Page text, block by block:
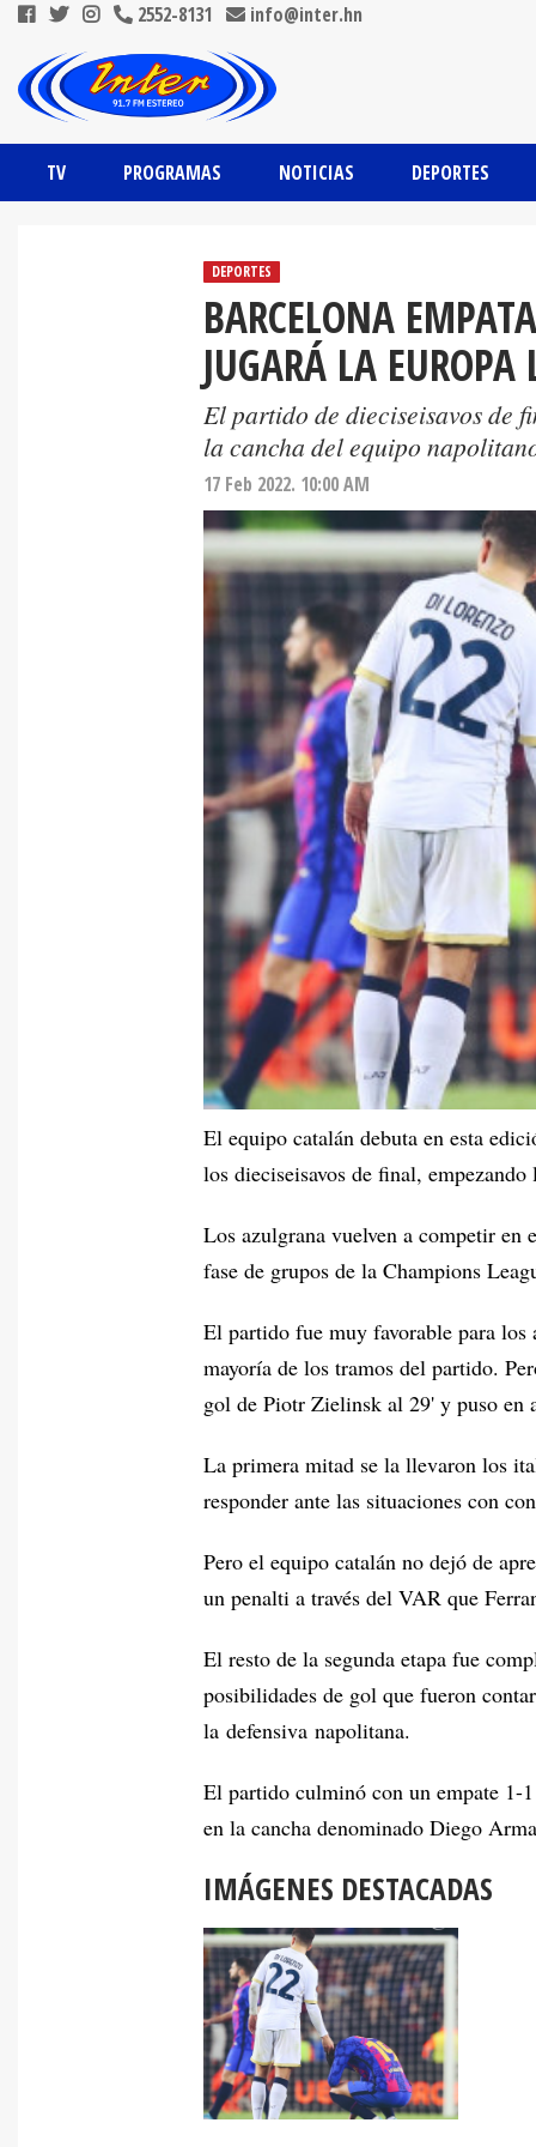
2552-8131 info@inter.hn
TV PROGRAMAS NOTICIAS DEPORTES
DEPORTES
BARCELONA
JUGARÁ LA
El partido de dieciseisavos de
la cancha del equipo
17 Feb 2022. 10:00 AM
El equipo catalán debuta en esta
los dieciseisavos de final,
Los azulgrana vuelven a competir en
fase de grupos de la Champions
El partido fue muy favorable para
mayoría de los tramos del partido.
gol de Piotr Zielinsk al 29' y puso en
La primera mitad se la llevaron los
responder ante las situaciones con
Pero el equipo catalán no dejó de
un penalti a través del VAR que
El resto de la segunda etapa fue
posibilidades de gol que fueron
la defensiva napolitana.
El partido culminó con un empate 1-
en la cancha denominado Diego
IMÁGENES DESTACADAS